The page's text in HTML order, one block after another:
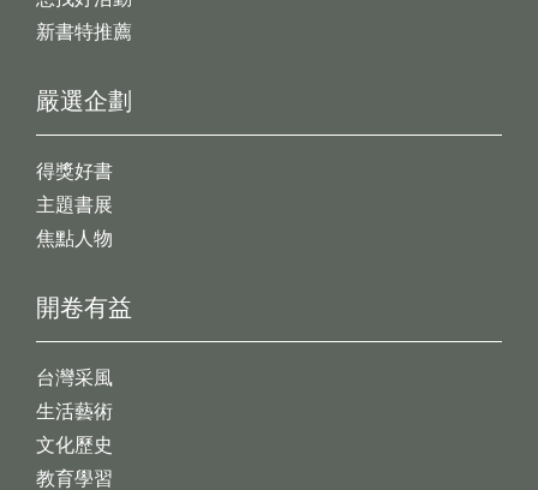
新書特推薦
開卷有益
台灣采風
生活藝術
文化歷史
教育學習
嚴選企劃
得獎好書
主題書展
焦點人物